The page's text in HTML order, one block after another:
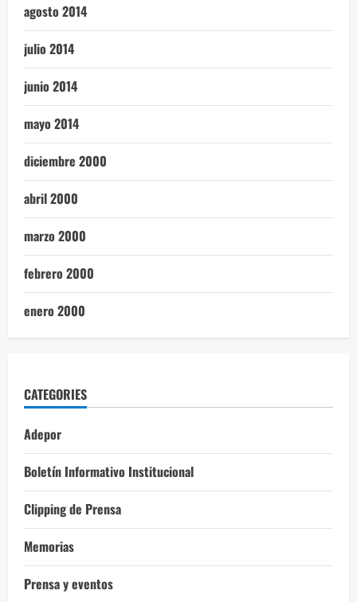
agosto 2014
julio 2014
junio 2014
mayo 2014
diciembre 2000
abril 2000
marzo 2000
febrero 2000
enero 2000
CATEGORIES
Adepor
Boletín Informativo Institucional
Clipping de Prensa
Memorias
Prensa y eventos